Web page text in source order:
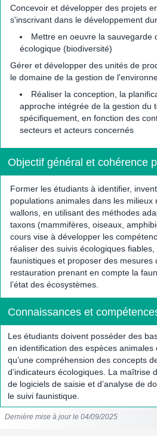
Concevoir et développer des projets
s'inscrivant dans le développement
Mettre en oeuvre la sauvegarde
écologique (biodiversité)
Gérer et développer des unités de
le domaine de la gestion de
Réaliser la conception, la
approche intégrée de la gestion du
spécifiquement, en fonction des
secteurs et acteurs concernés
Objectif général et cohérence
Former les étudiants à identifier,
populations animales dans les
wallons, en utilisant des méthodes
taxons (mammifères, oiseaux,
cours vise à développer les
réaliser des suivis écologiques
faunistiques et proposer des mesures
restauration prenant en compte la
l’état des écosystèmes.
Connaissances et
Les étudiants doivent posséder des
en identification des espèces
qu’une compréhension des concepts
d’indicateurs écologiques. La maîtrise
de logiciels de saisie et d’analyse de
le suivi faunistique.
Dernière mise à jour le 04/09/2025